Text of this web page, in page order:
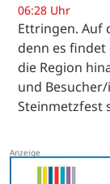
06:28 Uhr
Ettringen. Auf
denn es
die Region
und
Steinmetzfest